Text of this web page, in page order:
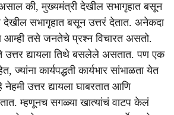
की, मुख्यमंत्री देखील सभागृहात बसून
देखील सभागृहात बसून उत्तरं देतात. अनेकदा
आम्ही तसे जनतेचे प्रश्न विचारत असतो.
उत्तर द्यायला तिथे बसलेले असतात. पण एक
ज्यांना कार्यपद्धती कार्यभार सांभाळता येत
उत्तर द्यायला घाबरतात आणि
म्हणूनच सगळ्या खात्यांचं वाटप केलं